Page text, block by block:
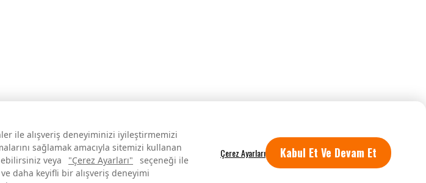
ile alışveriş deneyiminizi iyileştirmemizi
sağlamak amacıyla sitemizi kullanan
veya
"Çerez Ayarları"
seçeneği ile
daha keyifli bir alışveriş deneyimi
Kabul Et Ve Devam Et
Tüm hakları saklıdır.